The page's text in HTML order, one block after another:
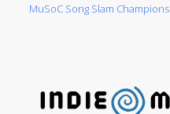
MuSoC Song Slam